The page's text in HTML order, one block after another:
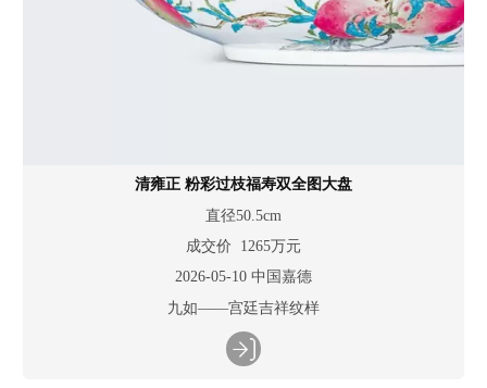
清雍正 粉彩过枝福寿双全图大盘
直径50.5cm
成交价 1265万元
2026-05-10 中国嘉德
九如——宫廷吉祥纹样